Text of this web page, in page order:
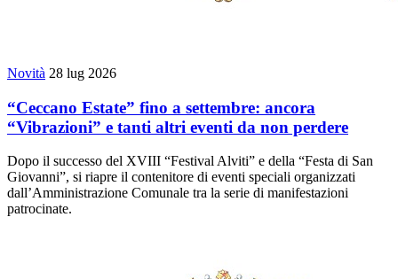
Novità 28 lug 2026
“Ceccano Estate” fino a settembre: ancora
“Vibrazioni” e tanti altri eventi da non perdere
Dopo il successo del XVIII “Festival Alviti” e della “Festa di San
Giovanni”, si riapre il contenitore di eventi speciali organizzati
dall’Amministrazione Comunale tra la serie di manifestazioni
patrocinate.